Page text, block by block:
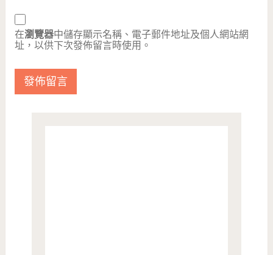
在瀏覽器中儲存顯示名稱、電子郵件地址及個人網站網
址，以供下次發佈留言時使用。